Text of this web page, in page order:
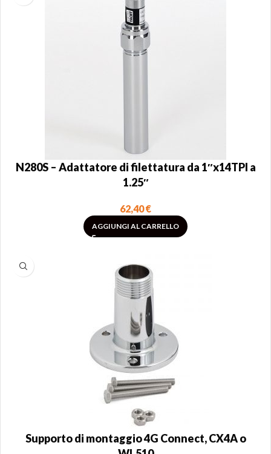
N280S – Adattatore di filettatura da 1″x14TPI a
1.25″
62,40€
AGGIUNGI AL CARRELLO
Supporto di montaggio 4G Connect, CX4A o